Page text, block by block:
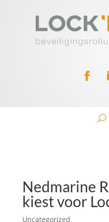
Nedmarine
kiest voor
Uncategorized